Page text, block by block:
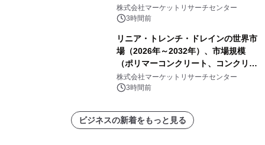
ケット、純チタン製ブラケット）・分
析レポートを発表
株式会社マーケットリサーチセンター
3時間前
リニア・トレンチ・ドレインの世界市
場（2026年～2032年）、市場規模
（ポリマーコンクリート、コンクリー
ト、プラスチック、金属）・分析レポ
ートを発表
株式会社マーケットリサーチセンター
3時間前
ビジネスの新着をもっと見る